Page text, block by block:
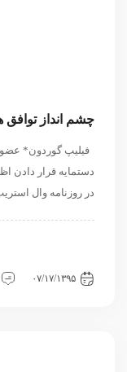
چشم انداز توافق
دستمایه قرار دادن
در روزنامه وال
۰۷/۱۷/۱۳۹۵